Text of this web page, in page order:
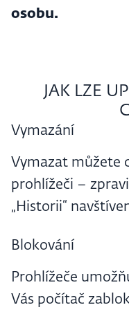
osobu.
JAK LZE
Vymazání
Vymazat můžete
prohlížeči –
„Historii“
Blokování
Prohlížeče
Vás počítač